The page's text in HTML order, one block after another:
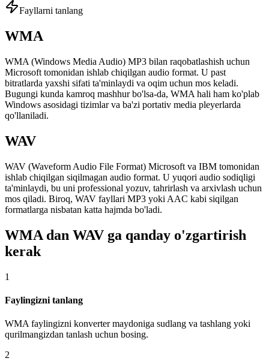
Fayllarni tanlang
WMA
WMA (Windows Media Audio) MP3 bilan raqobatlashish uchun
Microsoft tomonidan ishlab chiqilgan audio format. U past
bitratlarda yaxshi sifati ta'minlaydi va oqim uchun mos keladi.
Bugungi kunda kamroq mashhur bo'lsa-da, WMA hali ham ko'plab
Windows asosidagi tizimlar va ba'zi portativ media pleyerlarda
qo'llaniladi.
WAV
WAV (Waveform Audio File Format) Microsoft va IBM tomonidan
ishlab chiqilgan siqilmagan audio format. U yuqori audio sodiqligi
ta'minlaydi, bu uni professional yozuv, tahrirlash va arxivlash uchun
mos qiladi. Biroq, WAV fayllari MP3 yoki AAC kabi siqilgan
formatlarga nisbatan katta hajmda bo'ladi.
WMA dan WAV ga qanday o'zgartirish
kerak
1
Faylingizni tanlang
WMA faylingizni konverter maydoniga sudlang va tashlang yoki
qurilmangizdan tanlash uchun bosing.
2